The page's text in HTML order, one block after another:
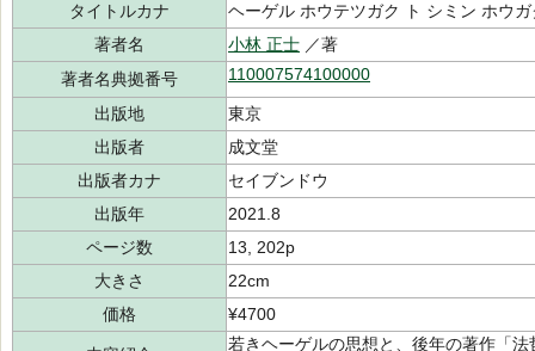
タイトルカナ
ヘーゲル ホウテツガク ト シミン ホウ
著者名
小林 正士 ／著
著者名典拠番号
110007574100000
出版地
東京
出版者
成文堂
出版者カナ
セイブンドウ
出版年
2021.8
ページ数
13, 202p
大きさ
22cm
価格
¥4700
若きヘーゲルの思想と、後年の著作「